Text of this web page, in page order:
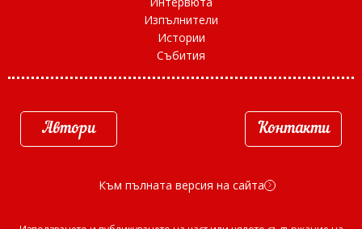
Изпълнители
Истории
Събития
Автори Контакти
Към пълната версия на сайта d